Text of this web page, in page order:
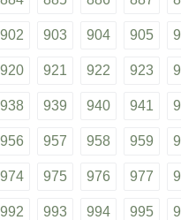
902 903 904 905
920 921 922 923
938 939 940 941
956 957 958 959
974 975 976 977
992 993 994 995